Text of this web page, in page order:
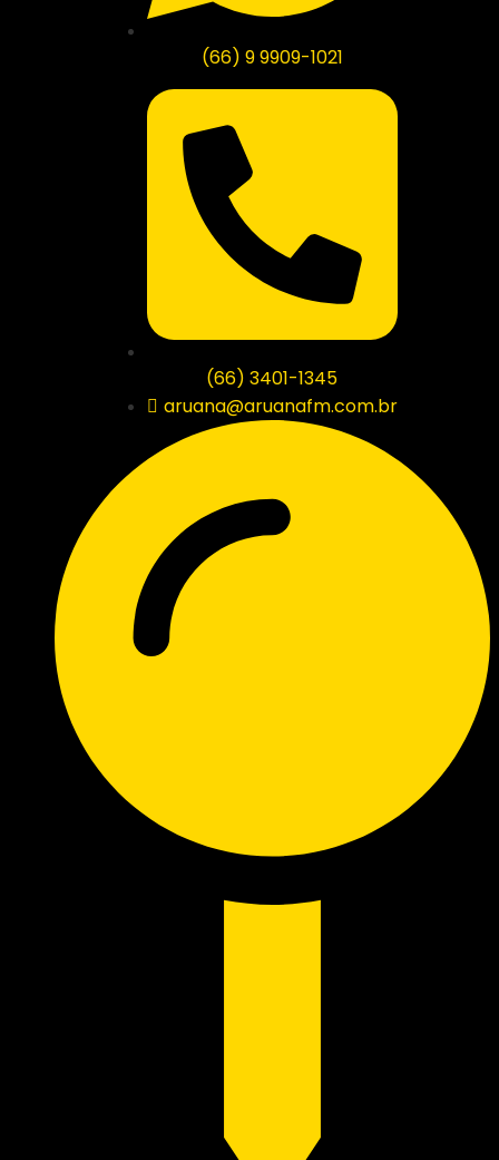
(66) 9 9909-1021
(66) 3401-1345
aruana@aruanafm.com.br